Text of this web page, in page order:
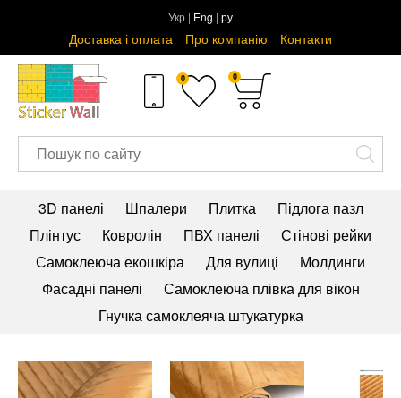
Укр | Eng | ру
Доставка і оплата Про компанію Контакти
0 0
3D панелі Шпалери Плитка
Підлога пазл
Плінтус
Ковролін ПВХ панелі
Стінові рейки
Самоклеюча екошкіра
Для вулиці
Молдинги
Фасадні панелі
Самоклеюча плівка для вікон
Гнучка самоклеяча штукатурка